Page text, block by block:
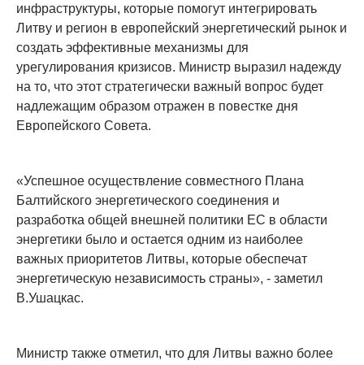
инфраструктуры, которые помогут интегрировать
Литву и регион в европейский энергетический рынок и
создать эффективные механизмы для
урегулирования кризисов. Министр выразил надежду
на то, что этот стратегически важный вопрос будет
надлежащим образом отражен в повестке дня
Европейского Совета.
«Успешное осуществление совместного Плана
Балтийского энергетического соединения и
разработка общей внешней политики ЕС в области
энергетики было и остается одним из наиболее
важных приоритетов Литвы, которые обеспечат
энергетическую независимость страны», - заметил
В.Ушацкас.
Министр также отметил, что для Литвы важно более